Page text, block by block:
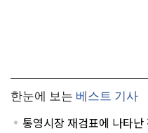
한눈에 보는 베스트 기사
통영시장 재검표에 나타